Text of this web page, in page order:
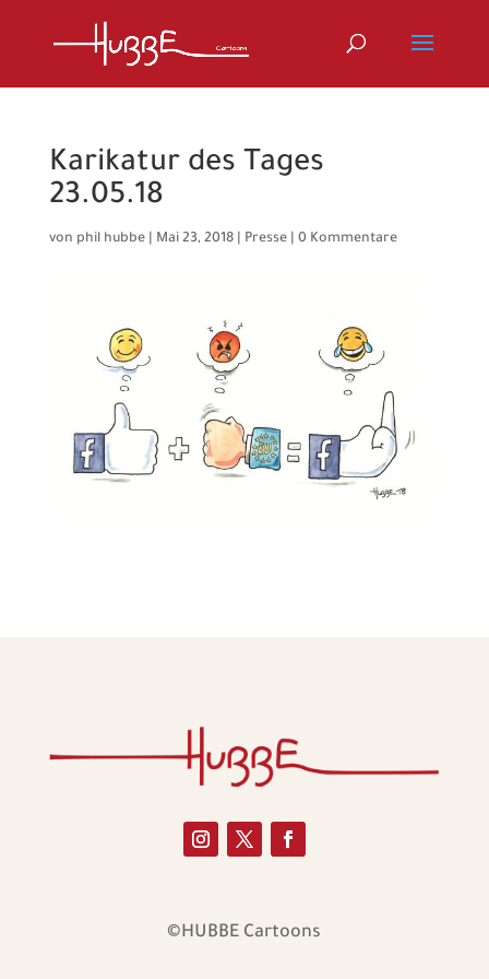
Karikatur des Tages
23.05.18
von phil hubbe| Mai 23, 2018| Presse| 0 Kommentare
©HUBBE Cartoons